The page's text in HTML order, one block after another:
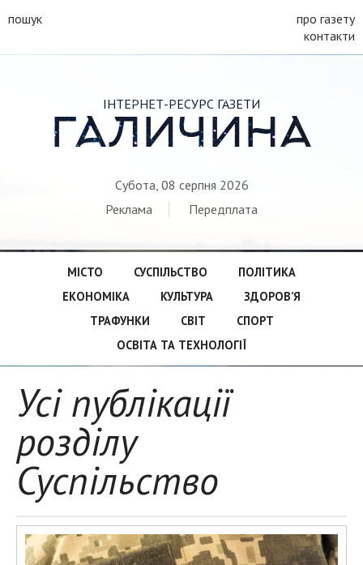
пошук
про газету
контакти
ІНТЕРНЕТ-РЕСУРС ГАЗЕТИ
ГАЛИЧИНА
Субота, 08 серпня 2026
Реклама
Передплата
МІСТО СУСПІЛЬСТВО
ПОЛІТИКА
ЕКОНОМІКА
КУЛЬТУРА
ЗДОРОВ’Я
ТРАФУНКИ
СВІТ
СПОРТ
ОСВІТА ТА ТЕХНОЛОГІЇ
Усі публікації
розділу
Суспільство